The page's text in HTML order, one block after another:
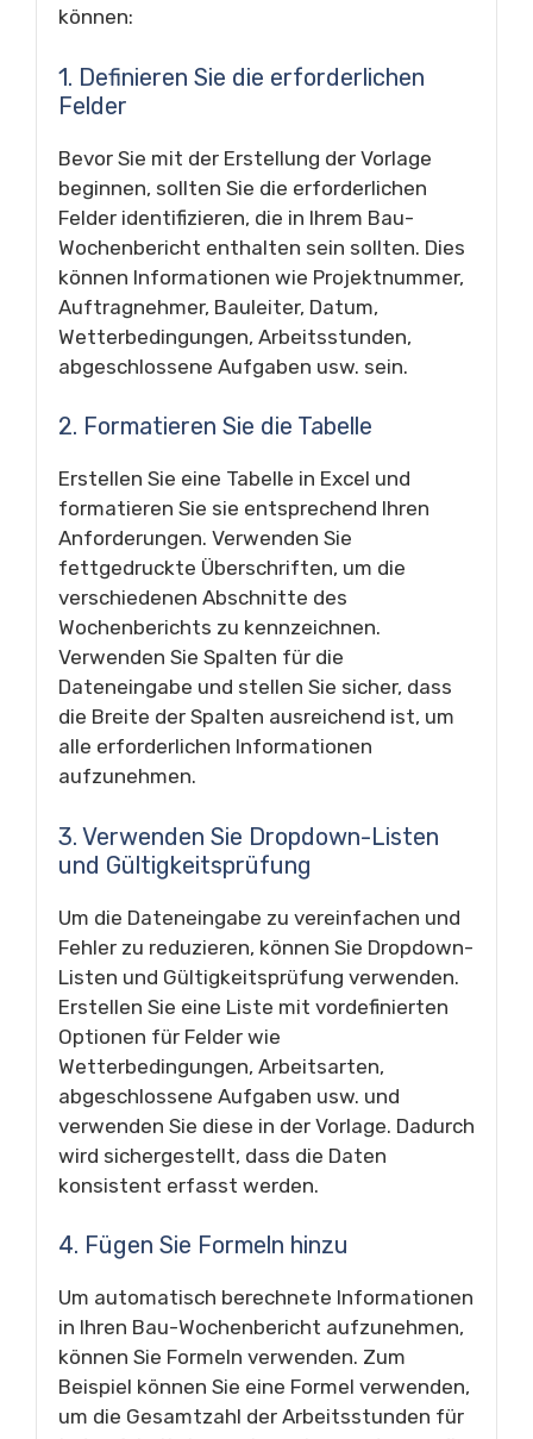
können:
1. Definieren Sie die erforderlichen
Felder
Bevor Sie mit der Erstellung der Vorlage
beginnen, sollten Sie die erforderlichen
Felder identifizieren, die in Ihrem Bau-
Wochenbericht enthalten sein sollten. Dies
können Informationen wie Projektnummer,
Auftragnehmer, Bauleiter, Datum,
Wetterbedingungen, Arbeitsstunden,
abgeschlossene Aufgaben usw. sein.
2. Formatieren Sie die Tabelle
Erstellen Sie eine Tabelle in Excel und
formatieren Sie sie entsprechend Ihren
Anforderungen. Verwenden Sie
fettgedruckte Überschriften, um die
verschiedenen Abschnitte des
Wochenberichts zu kennzeichnen.
Verwenden Sie Spalten für die
Dateneingabe und stellen Sie sicher, dass
die Breite der Spalten ausreichend ist, um
alle erforderlichen Informationen
aufzunehmen.
3. Verwenden Sie Dropdown-Listen
und Gültigkeitsprüfung
Um die Dateneingabe zu vereinfachen und
Fehler zu reduzieren, können Sie Dropdown-
Listen und Gültigkeitsprüfung verwenden.
Erstellen Sie eine Liste mit vordefinierten
Optionen für Felder wie
Wetterbedingungen, Arbeitsarten,
abgeschlossene Aufgaben usw. und
verwenden Sie diese in der Vorlage. Dadurch
wird sichergestellt, dass die Daten
konsistent erfasst werden.
4. Fügen Sie Formeln hinzu
Um automatisch berechnete Informationen
in Ihren Bau-Wochenbericht aufzunehmen,
können Sie Formeln verwenden. Zum
Beispiel können Sie eine Formel verwenden,
um die Gesamtzahl der Arbeitsstunden für